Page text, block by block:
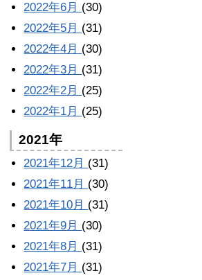
2022年6月 (30)
2022年5月 (31)
2022年4月 (30)
2022年3月 (31)
2022年2月 (25)
2022年1月 (25)
2021年
2021年12月 (31)
2021年11月 (30)
2021年10月 (31)
2021年9月 (30)
2021年8月 (31)
2021年7月 (31)